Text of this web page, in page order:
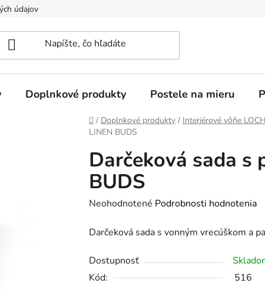
údajov
Doplnkové produkty Postele na mieru
Domov
/ Doplnkové produkty / Interiérové vôňe
LINEN BUDS
Darčeková sada s
BUDS
Priemerné
produktu
0,0
z
Neohodnotené Podrobnosti hodnotenia
Darčeková sada s vonným vrecúškom a
Dostupnosť
Kód:
516